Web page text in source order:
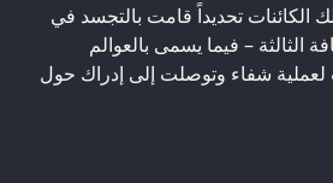
الكائنات تحديداً قامت بالتجسد في
الثالثة – فيما يسمى بالعوالم
شفاء وتوصلت إلى إدراك حول